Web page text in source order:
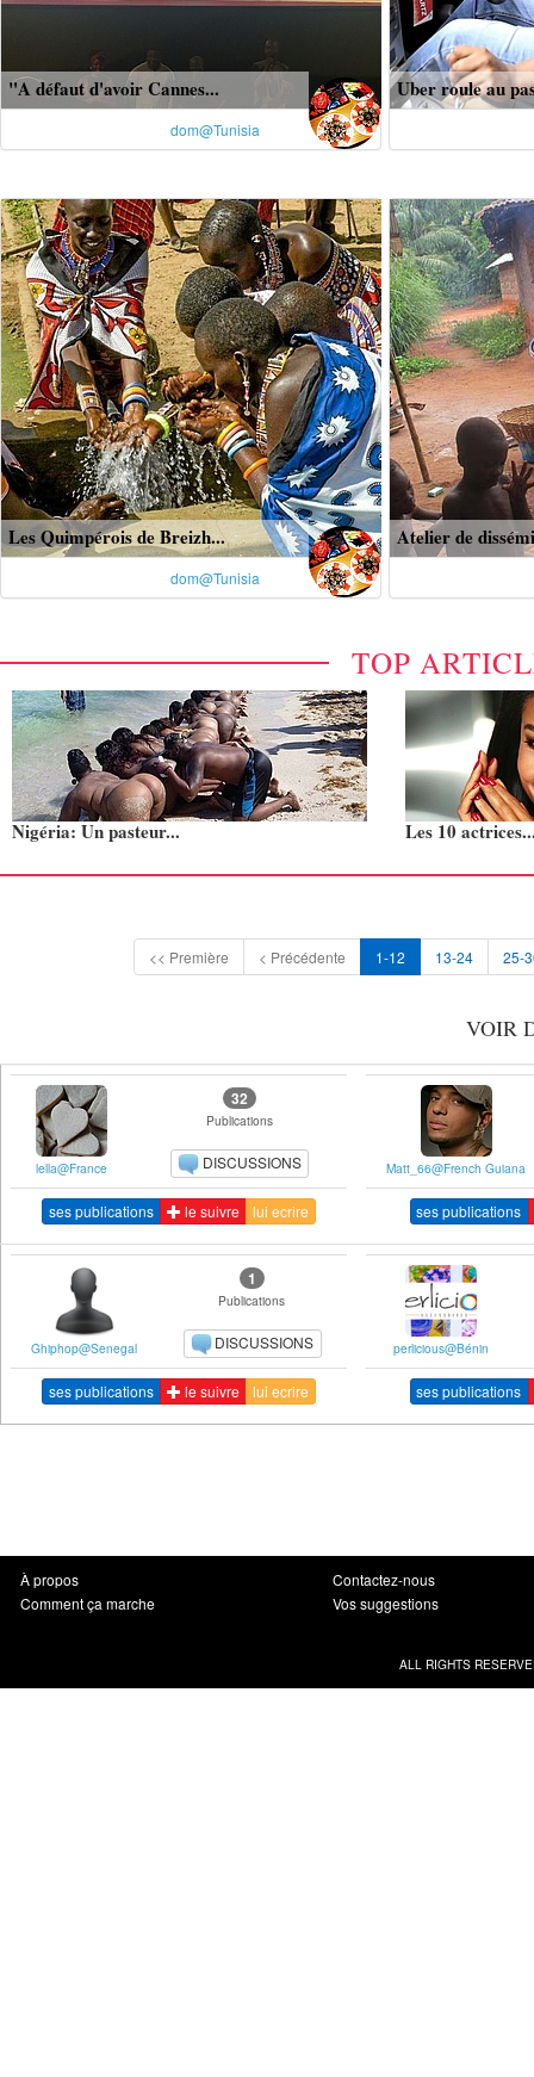
"A défaut d'avoir Cannes...
dom@Tunisia
Uber roule au
Les Quimpérois de Breizh...
dom@Tunisia
Atelier de
TOP
Nigéria: Un pasteur... Les 10
<< Première < Précédente 1-12 13-24 25-
VOIR
lella@France
32
Publications
DISCUSSIONS
ses publications le suivre lui ecrire
Matt_66@French Guiana
ses publications
Ghiphop@Senegal
1
Publications
DISCUSSIONS
ses publications le suivre lui ecrire
perlicious@Bénin
ses publications
À propos
Comment ça marche
Contactez-nous
Vos suggestions
ALL RIGHTS